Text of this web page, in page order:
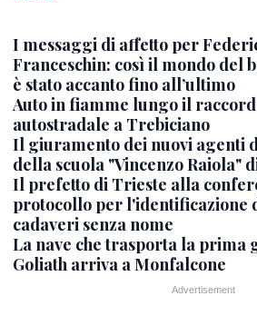
I messaggi di affetto per
Franceschin: così il mondo del
è stato accanto fino all’ultimo
Auto in fiamme lungo il
autostradale a Trebiciano
Il giuramento dei nuovi agenti
della scuola "Vincenzo Raiola"
Il prefetto di Trieste alla
protocollo per l'identificazione
cadaveri senza nome
La nave che trasporta la prima
Goliath arriva a Monfalcone